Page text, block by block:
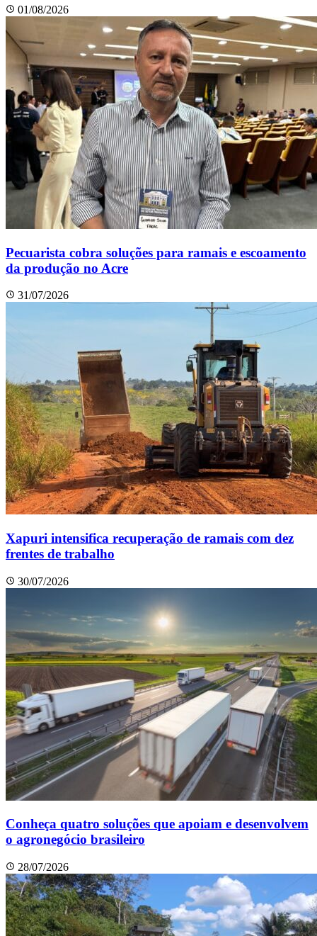
01/08/2026
Pecuarista cobra soluções para ramais e escoamento
da produção no Acre
31/07/2026
Xapuri intensifica recuperação de ramais com dez
frentes de trabalho
30/07/2026
Conheça quatro soluções que apoiam e desenvolvem
o agronegócio brasileiro
28/07/2026